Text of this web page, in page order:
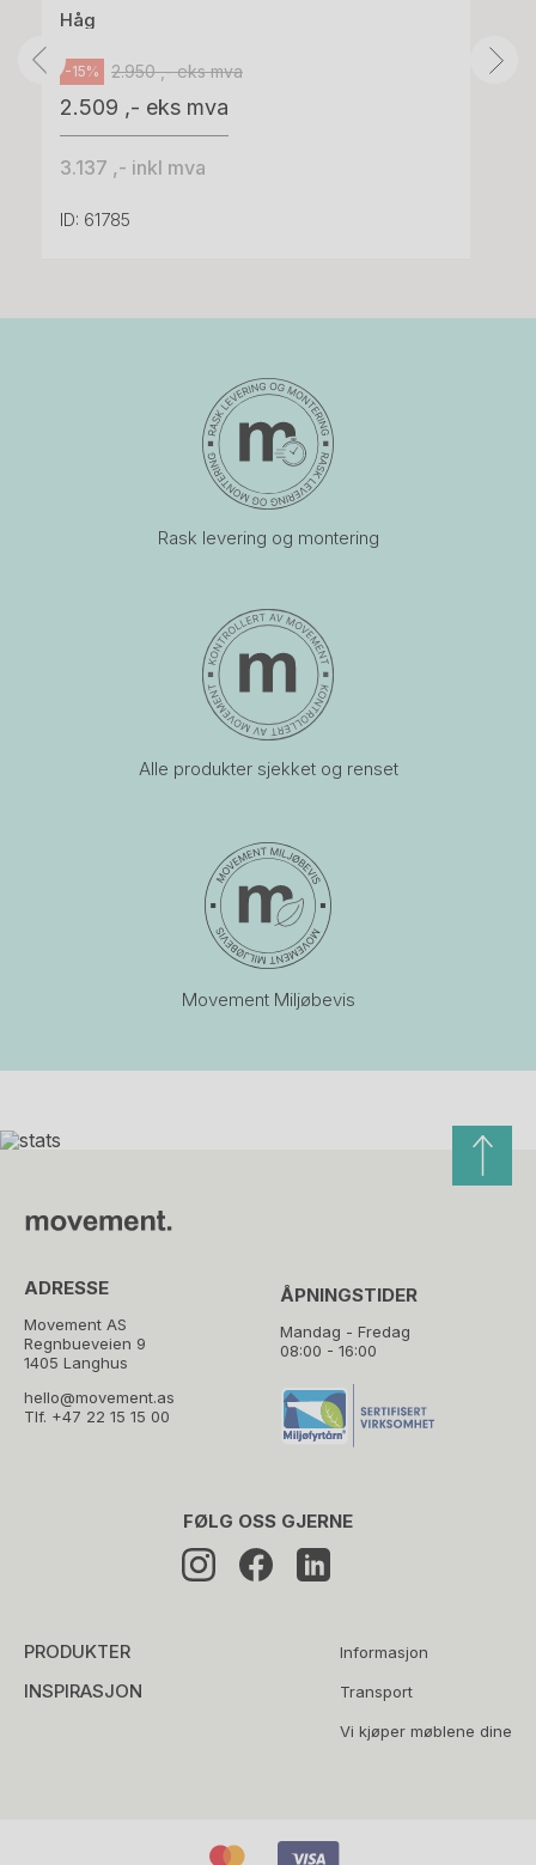
Håg
-15% 2.950 ,- eks mva
2.509 ,- eks mva
3.137 ,- inkl mva
ID: 61785
Rask levering og montering
Alle produkter sjekket og renset
Movement Miljøbevis
ADRESSE
Movement AS
Regnbueveien 9
1405 Langhus
hello@movement.as
Tlf. +47 22 15 15 00
ÅPNINGSTIDER
Mandag - Fredag
08:00 - 16:00
PRODUKTER
INSPIRASJON
Informasjon
Transport
Vi kjøper møblene dine
FØLG OSS GJERNE